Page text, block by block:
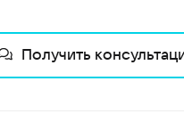
Получить